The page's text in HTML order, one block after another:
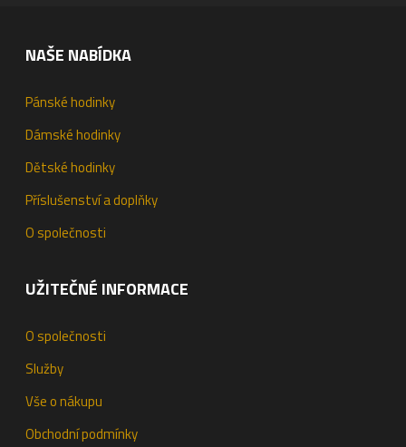
NAŠE NABÍDKA
Pánské hodinky
Dámské hodinky
Dětské hodinky
Příslušenství a doplňky
O společnosti
UŽITEČNÉ INFORMACE
O společnosti
Služby
Vše o nákupu
Obchodní podmínky